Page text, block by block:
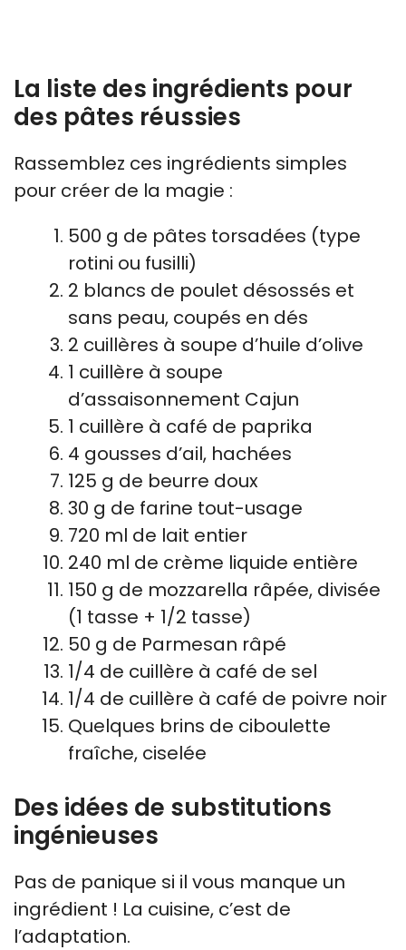
La liste des ingrédients pour
des pâtes réussies
Rassemblez ces ingrédients simples
pour créer de la magie :
500 g de pâtes torsadées (type
rotini ou fusilli)
2 blancs de poulet désossés et
sans peau, coupés en dés
2 cuillères à soupe d’huile d’olive
1 cuillère à soupe
d’assaisonnement Cajun
1 cuillère à café de paprika
4 gousses d’ail, hachées
125 g de beurre doux
30 g de farine tout-usage
720 ml de lait entier
240 ml de crème liquide entière
150 g de mozzarella râpée, divisée
(1 tasse + 1/2 tasse)
50 g de Parmesan râpé
1/4 de cuillère à café de sel
1/4 de cuillère à café de poivre noir
Quelques brins de ciboulette
fraîche, ciselée
Des idées de substitutions
ingénieuses
Pas de panique si il vous manque un
ingrédient ! La cuisine, c’est de
l’adaptation.